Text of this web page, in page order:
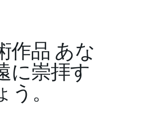
作品 あな
に崇拝す
。